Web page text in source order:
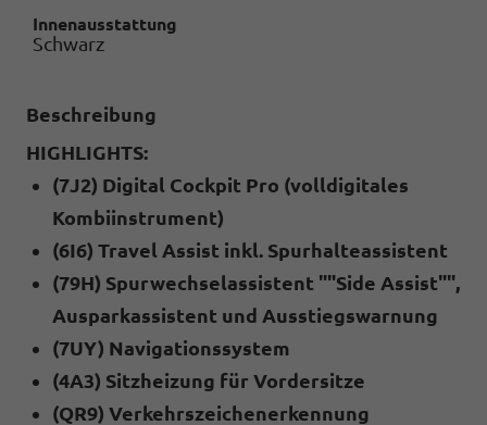
Innenausstattung
Schwarz
Beschreibung
HIGHLIGHTS:
(7J2) Digital Cockpit Pro (volldigitales
Kombiinstrument)
(6I6) Travel Assist inkl. Spurhalteassistent
(79H) Spurwechselassistent ""Side Assist"",
Ausparkassistent und Ausstiegswarnung
(7UY) Navigationssystem
(4A3) Sitzheizung für Vordersitze
(QR9) Verkehrszeichenerkennung